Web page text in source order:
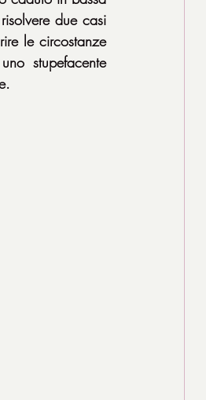
due casi
le circostanze
stupefacente